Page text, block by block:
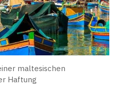
maltesischen
Haftung